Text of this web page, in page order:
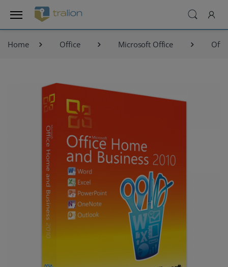
Home Office Microsoft Office